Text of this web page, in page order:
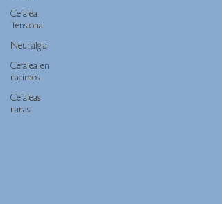
Cefalea
Tensional
Neuralgia
Cefalea en
racimos
Cefaleas
raras